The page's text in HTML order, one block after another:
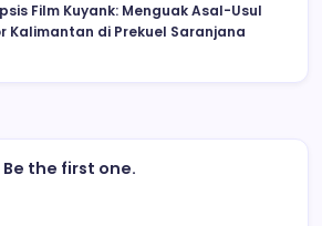
Film Kuyank: Menguak Asal-Usul
Kalimantan di Prekuel Saranjana
the first one.